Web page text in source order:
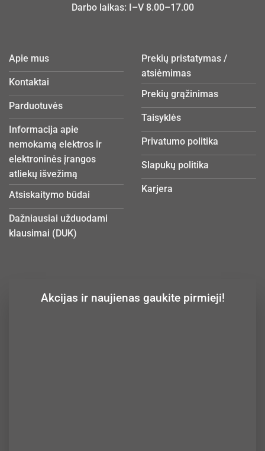
Darbo laikas: I–V 8.00–17.00
Apie mus
Kontaktai
Parduotuvės
Informacija apie
nemokamą elektros ir
elektroninės įrangos
atliekų išvežimą
Atsiskaitymo būdai
Dažniausiai užduodami
klausimai (DUK)
Prekių pristatymas /
atsiėmimas
Prekių grąžinimas
Taisyklės
Privatumo politika
Slapukų politika
Karjera
Akcijas ir naujienas gaukite pirmieji!